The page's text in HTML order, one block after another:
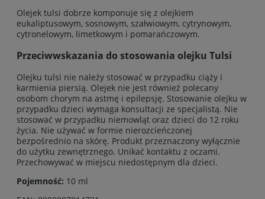
Olejek tulsi dobrze komponuje się z olejkiem
eukaliptusowym, sosnowym, szałwiowym, cytrynowym,
cytronelowym, limetkowym i pomarańczowym.
Przeciwwskazania do stosowania olejku Tulsi
Olejku tulsi nie należy stosować w przypadku ciąży i
karmienia piersią. Olejek nie jest również polecany
osobom chorym na astmę i epilepsję. Stosowanie olejku w
przypadku dzieci wymaga konsultacji ze specjalistą. Nie
stosować w przypadku niemowląt oraz dzieci do 12 roku
życia. Nie używać w formie nierozcieńczonej
bezpośrednio na skórę. Produkt przeznaczony wyłącznie
do użytku zewnętrznego. Unikać kontaktu z oczami.
Przechowywać w miejscu niedostępnym dla dzieci.
Pojemność: 10 ml